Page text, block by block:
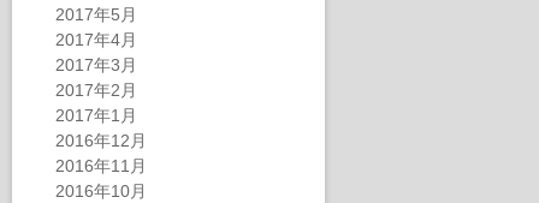
2017年5月
2017年4月
2017年3月
2017年2月
2017年1月
2016年12月
2016年11月
2016年10月